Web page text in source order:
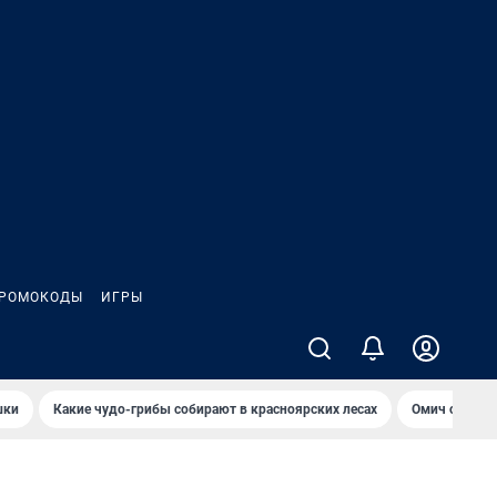
ИГРЫ
Какие чудо-грибы собирают в красноярских лесах Омич